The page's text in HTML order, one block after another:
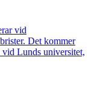
vid
Det kommer
Lunds universitet,